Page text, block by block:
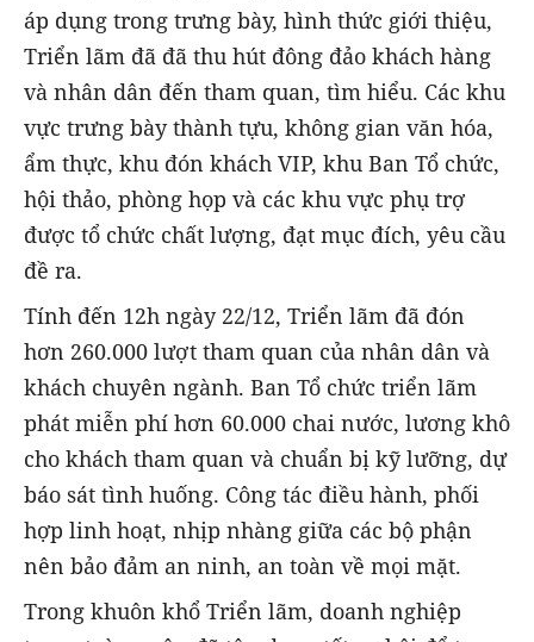
áp dụng trong trưng bày, hình thức giới thiệu,
Triển lãm đã đã thu hút đông đảo khách hàng
và nhân dân đến tham quan, tìm hiểu. Các khu
vực trưng bày thành tựu, không gian văn hóa,
ẩm thực, khu đón khách VIP, khu Ban Tổ chức,
hội thảo, phòng họp và các khu vực phụ trợ
được tổ chức chất lượng, đạt mục đích, yêu cầu
đề ra.
Tính đến 12h ngày 22/12, Triển lãm đã đón
hơn 260.000 lượt tham quan của nhân dân và
khách chuyên ngành. Ban Tổ chức triển lãm
phát miễn phí hơn 60.000 chai nước, lương khô
cho khách tham quan và chuẩn bị kỹ lưỡng, dự
báo sát tình huống. Công tác điều hành, phối
hợp linh hoạt, nhịp nhàng giữa các bộ phận
nên bảo đảm an ninh, an toàn về mọi mặt.
Trong khuôn khổ Triển lãm, doanh nghiệp